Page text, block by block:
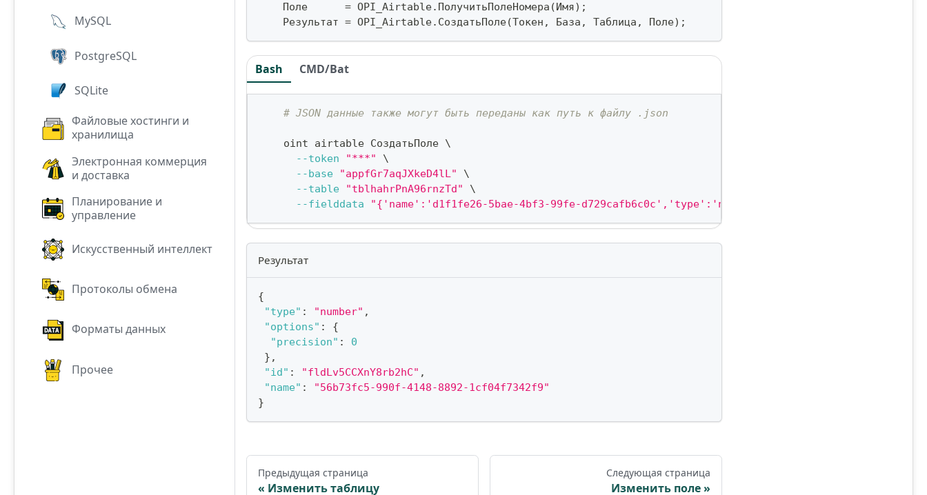
MySQL
PostgreSQL
SQLite
Файловые хостинги и
хранилища
Электронная коммерция
и доставка
Планирование и
управление
Искусственный интеллект
Протоколы обмена
Форматы данных
Прочее
    Поле
= OPI_Airtable. ПолучитьПолеНомера (Имя) ;
    Результат
= OPI_Airtable. СоздатьПоле(Токен , База , Таблица , Поле) ;
Bash CMD/Bat
# JSON данные также могут быть переданы как путь к файлу .json
    oint airtable СоздатьПоле
\
--token
"***"
\
--base
"appfGr7aqJXkeD4lL"
\
--table
"tblhahrPnA96rnzTd"
\
--fielddata
"{'name':'d1f1fe26-5bae-4bf3-99fe-
Результат
{
"type" : "number" ,
"options" :
{
"precision" :
0
} ,
"id" : "fldLv5CCXnY8rb2hC" ,
"name" :
"56b73fc5-990f-4148-8892-1cf04f7342f9"
}
Предыдущая страница
Изменить таблицу
Следующая страница
Изменить поле